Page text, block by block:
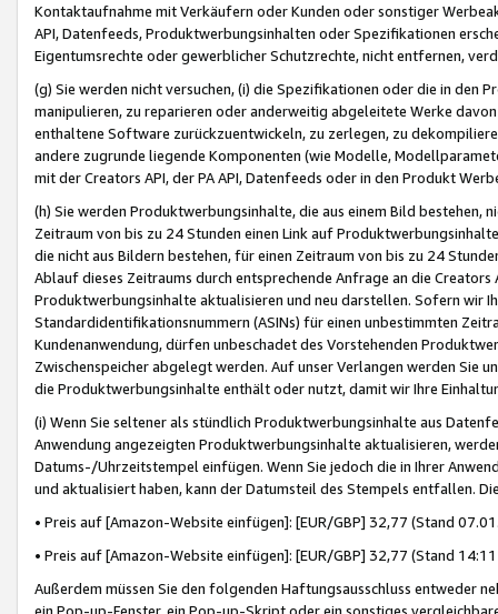
Kontaktaufnahme mit Verkäufern oder Kunden oder sonstiger
API, Datenfeeds, Produktwerbungsinhalten oder Spezifikationen
Eigentumsrechte oder gewerblicher Schutzrechte, nicht entfernen,
(g) Sie werden nicht versuchen, (i) die Spezifikationen oder die in
manipulieren, zu reparieren oder anderweitig abgeleitete Werke
enthaltene Software zurückzuentwickeln, zu zerlegen, zu
andere zugrunde liegende Komponenten (wie Modelle,
mit der Creators API, der PA API, Datenfeeds oder in den Produkt
(h) Sie werden Produktwerbungsinhalte, die aus einem Bild bestehen,
Zeitraum von bis zu 24 Stunden einen Link auf
die nicht aus Bildern bestehen, für einen Zeitraum von bis zu 24
Ablauf dieses Zeitraums durch entsprechende Anfrage an die
Produktwerbungsinhalte aktualisieren und neu darstellen. Sofern wir
Standardidentifikationsnummern (ASINs) für einen unbestimmten
Kundenanwendung, dürfen unbeschadet des Vorstehenden
Zwischenspeicher abgelegt werden. Auf unser Verlangen werden Sie
die Produktwerbungsinhalte enthält oder nutzt, damit wir Ihre
(i) Wenn Sie seltener als stündlich Produktwerbungsinhalte aus
Anwendung angezeigten Produktwerbungsinhalte aktualisieren,
Datums-/Uhrzeitstempel einfügen. Wenn Sie jedoch die in Ihrer
und aktualisiert haben, kann der Datumsteil des Stempels entfallen.
• Preis auf [Amazon-Website einfügen]: [EUR/GBP] 32,77 (Stand
• Preis auf [Amazon-Website einfügen]: [EUR/GBP] 32,77 (Stand
Außerdem müssen Sie den folgenden Haftungsausschluss entweder
ein Pop-up-Fenster, ein Pop-up-Skript oder ein sonstiges